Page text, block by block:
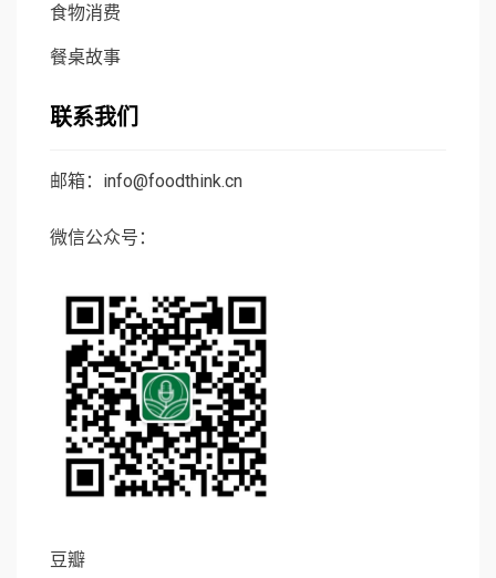
食物消费
餐桌故事
联系我们
邮箱：info@foodthink.cn
微信公众号：
豆瓣